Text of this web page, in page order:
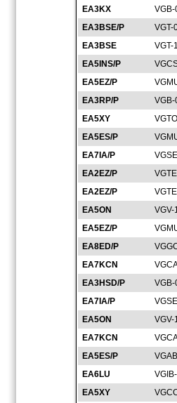
EA3KX
EA3BSE/P
VGT-
EA3BSE
VGT-
EA5INS/P
EA5EZ/P
EA3RP/P
VGB-
EA5XY
EA5ES/P
EA7IA/P
EA2EZ/P
EA2EZ/P
EA5ON
VGV-
EA5EZ/P
EA8ED/P
EA7KCN
EA3HSD/P
EA7IA/P
EA5ON
VGV-
EA7KCN
EA5ES/P
EA6LU
EA5XY